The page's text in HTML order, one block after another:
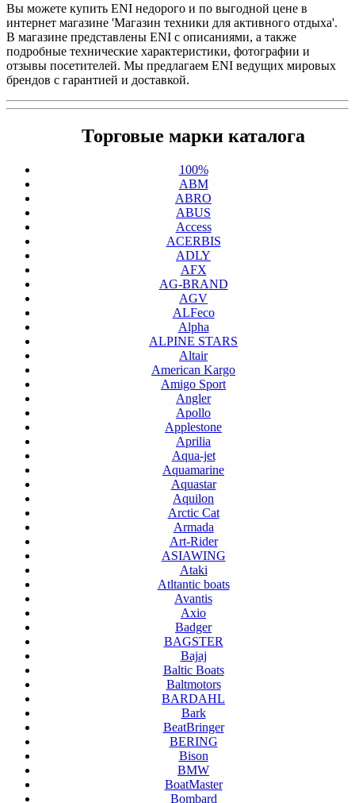
Вы можете купить ENI недорого и по выгодной цене в
интернет магазине 'Магазин техники для активного отдыха'.
В магазине представлены ENI с описаниями, а также
подробные технические характеристики, фотографии и
отзывы посетителей. Мы предлагаем ENI ведущих мировых
брендов с гарантией и доставкой.
Торговые марки каталога
100%
ABM
ABRO
ABUS
Access
ACERBIS
ADLY
AFX
AG-BRAND
AGV
ALFeco
Alpha
ALPINE STARS
Altair
American Kargo
Amigo Sport
Angler
Apollo
Applestone
Aprilia
Aqua-jet
Aquamarine
Aquastar
Aquilon
Arctic Cat
Armada
Art-Rider
ASIAWING
Ataki
Atltantic boats
Avantis
Axio
Badger
BAGSTER
Bajaj
Baltic Boats
Baltmotors
BARDAHL
Bark
BeatBringer
BERING
Bison
BMW
BoatMaster
Bombard